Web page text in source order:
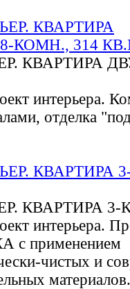
КВАРТИРА
интерьера.
отделка
КВАРТИРА 3-
интерьера.
с применением
чистых и
материалов.